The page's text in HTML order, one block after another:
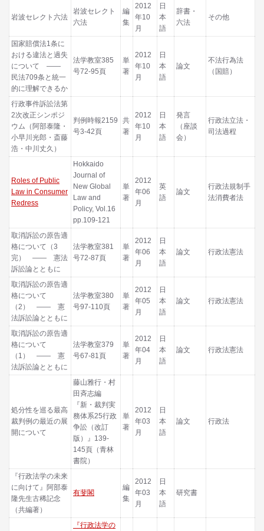
岩波セレクト六法
岩波セレクト
六法
編
集
2012
年10
月
日
本
語
辞書・
六法
その他
国家賠償法1条に
おける違法と過失
について ――
民法709条と統一
的に理解できるか
法学教室385
号72-95頁
単
著
2012
年10
月
日
本
語
論文
不法行為法
（国賠）
行政事件訴訟法第
2次改正シンポジ
ウム（阿部泰隆・
小早川光郎・斎藤
浩・中川丈久）
判例時報2159
号3-42頁
共
著
2012
年10
月
日
本
語
発言
（座談
会）
行政法立法・
司法過程
Roles of Public
Law in Consumer
Redress
Hokkaido
Journal of
New Global
Law and
Policy, Vol.16
pp.109-121
単
著
2012
年06
月
英
語
論文
行政法規制手
法消費者法
取消訴訟の原告適
格について（3
完） ―― 憲法
訴訟論とともに
法学教室381
号72-87頁
単
著
2012
年06
月
日
本
語
論文 行政法憲法
取消訴訟の原告適
格について
（2） ―― 憲
法訴訟論とともに
法学教室380
号97-110頁
単
著
2012
年05
月
日
本
語
論文 行政法憲法
取消訴訟の原告適
格について
（1） ―― 憲
法訴訟論とともに
法学教室379
号67-81頁
単
著
2012
年04
月
日
本
語
論文 行政法憲法
処分性を巡る最高
裁判例の最近の展
開について
藤山雅行・村
田斉志編
『新・裁判実
務体系25行政
争訟（改訂
版）』139-
145頁（青林
書院）
単
著
2012
年03
月
日
本
語
論文 行政法
『行政法学の未来
に向けて』阿部泰
隆先生古稀記念
（共編著）
有斐閣
編
集
2012
年03
月
日
本
語
研究書
『行政法学の